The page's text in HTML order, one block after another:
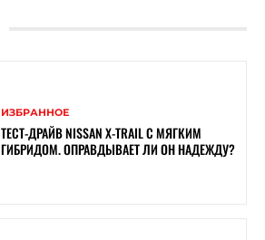
ИЗБРАННОЕ
ТЕСТ-ДРАЙВ NISSAN X-TRAIL С МЯГКИМ
ГИБРИДОМ. ОПРАВДЫВАЕТ ЛИ ОН НАДЕЖДУ?